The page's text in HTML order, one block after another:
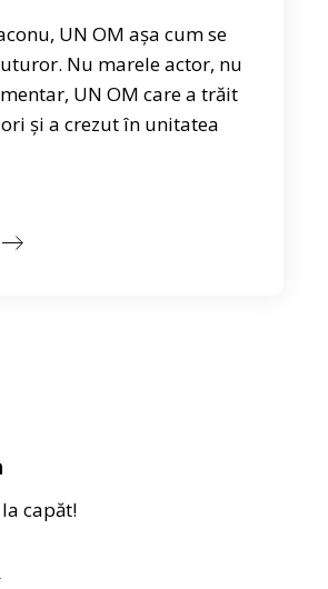
UN OM așa cum se
Nu marele actor, nu
UN OM care a trăit
și a crezut în unitatea
capăt!